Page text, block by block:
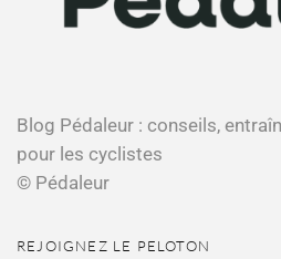
Blog Pédaleur : conseils,
pour les cyclistes
© Pédaleur
REJOIGNEZ LE PELOTON